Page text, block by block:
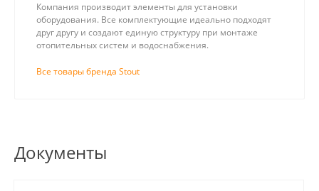
Компания производит элементы для установки
оборудования. Все комплектующие идеально подходят
друг другу и создают единую структуру при монтаже
отопительных систем и водоснабжения.
Все товары бренда Stout
Документы